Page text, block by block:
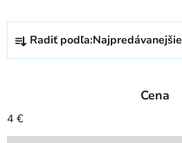
R
d
i
e
Radiť podľa:Najpredávanejšie
Cena
4 €